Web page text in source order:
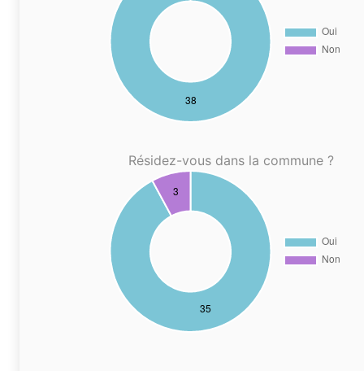
Résidez-vous dans la commune ?